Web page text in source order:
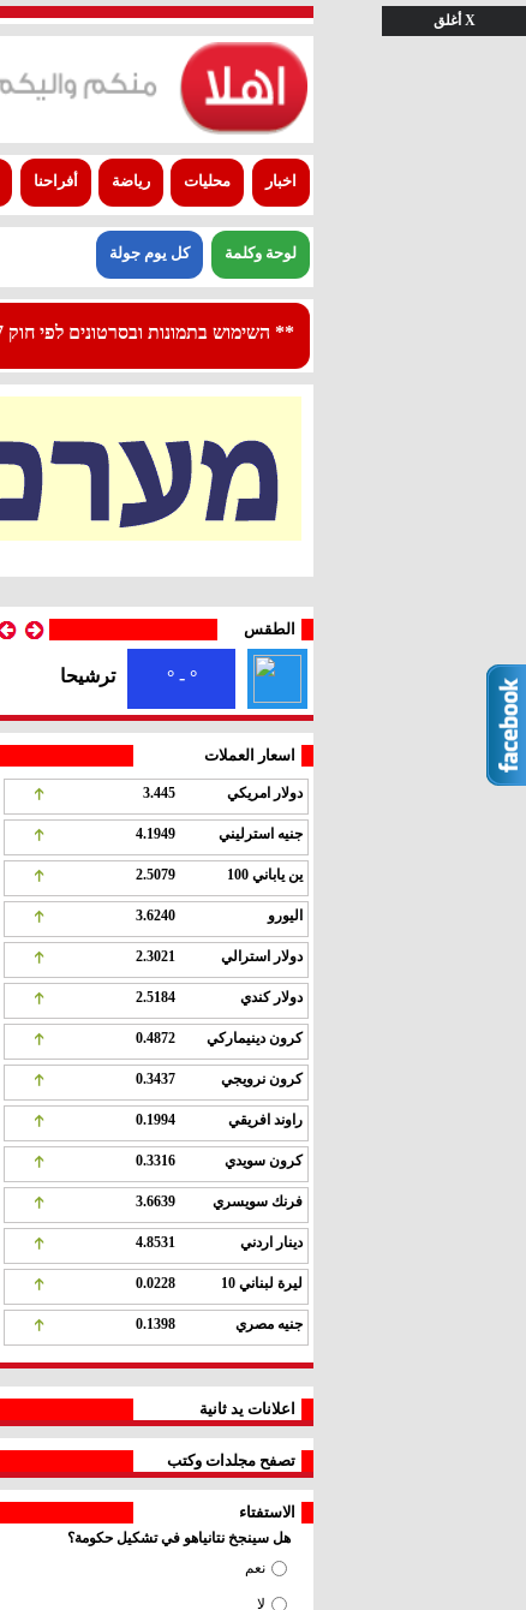
X أغلق
اخبار محليات رياضة أفراحنا
لوحة وكلمة كل يوم جولة
** השימוש בתמונות ובסרטונים לפי חוק 27א לפרסום - استعمال الصور والفيديوهات حسب قانون بند 27 أ لقانون النشر
الطقس
° - ° ترشيحا
اسعار العملات
دولار امريكي 3.445
جنيه استرليني 4.1949
ين ياباني 100 2.5079
اليورو 3.6240
دولار استرالي 2.3021
دولار كندي 2.5184
كرون دينيماركي 0.4872
كرون نرويجي 0.3437
راوند افريقي 0.1994
كرون سويدي 0.3316
فرنك سويسري 3.6639
دينار اردني 4.8531
ليرة لبناني 10 0.0228
جنيه مصري 0.1398
اعلانات يد ثانية
تصفح مجلدات وكتب
الاستفتاء